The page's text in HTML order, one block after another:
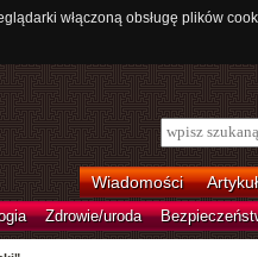
włączoną obsługę plików
Wiadomości
Zdrowie/uroda